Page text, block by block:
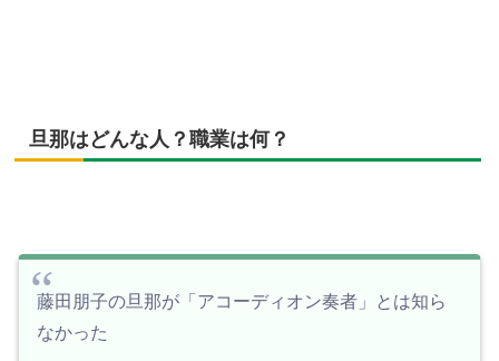
旦那はどんな人？職業は何？
藤田朋子の旦那が「アコーディオン奏者」とは知ら
なかった